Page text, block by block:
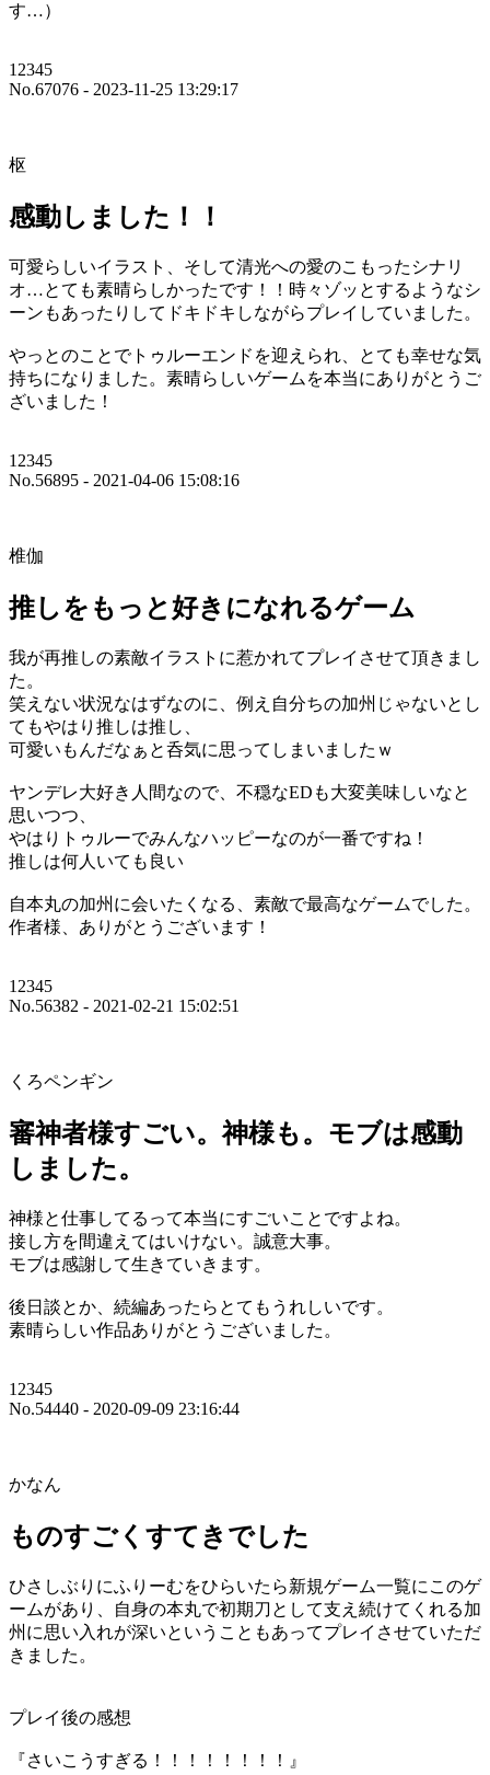
す…）
12345
No.67076 - 2023-11-25 13:29:17
枢
感動しました！！
可愛らしいイラスト、そして清光への愛のこもったシナリ
オ…とても素晴らしかったです！！時々ゾッとするようなシ
ーンもあったりしてドキドキしながらプレイしていました。
やっとのことでトゥルーエンドを迎えられ、とても幸せな気
持ちになりました。素晴らしいゲームを本当にありがとうご
ざいました！
12345
No.56895 - 2021-04-06 15:08:16
椎伽
推しをもっと好きになれるゲーム
我が再推しの素敵イラストに惹かれてプレイさせて頂きまし
た。
笑えない状況なはずなのに、例え自分ちの加州じゃないとし
てもやはり推しは推し、
可愛いもんだなぁと呑気に思ってしまいましたｗ
ヤンデレ大好き人間なので、不穏なEDも大変美味しいなと
思いつつ、
やはりトゥルーでみんなハッピーなのが一番ですね！
推しは何人いても良い
自本丸の加州に会いたくなる、素敵で最高なゲームでした。
作者様、ありがとうございます！
12345
No.56382 - 2021-02-21 15:02:51
くろペンギン
審神者様すごい。神様も。モブは感動
しました。
神様と仕事してるって本当にすごいことですよね。
接し方を間違えてはいけない。誠意大事。
モブは感謝して生きていきます。
後日談とか、続編あったらとてもうれしいです。
素晴らしい作品ありがとうございました。
12345
No.54440 - 2020-09-09 23:16:44
かなん
ものすごくすてきでした
ひさしぶりにふりーむをひらいたら新規ゲーム一覧にこのゲ
ームがあり、自身の本丸で初期刀として支え続けてくれる加
州に思い入れが深いということもあってプレイさせていただ
きました。
プレイ後の感想
『さいこうすぎる！！！！！！！！』